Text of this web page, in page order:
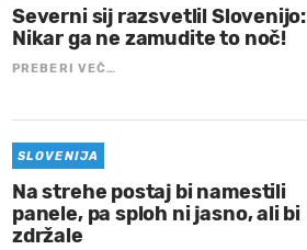
Severni sij razsvetlil Slovenijo:
Nikar ga ne zamudite to noč!
PREBERI VEČ…
SLOVENIJA
Na strehe postaj bi namestili
panele, pa sploh ni jasno, ali bi
zdržale